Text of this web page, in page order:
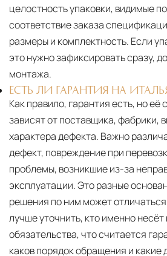
целостность упаковки, видимые
соответствие заказа
размеры и комплектность. Если
это нужно зафиксировать сразу,
монтажа.
ЕСТЬ ЛИ ГАРАНТИЯ НА
Как правило, гарантия есть, но её
зависят от поставщика, фабрики,
характера дефекта. Важно
дефект, повреждение при
проблемы, возникшие из-за
эксплуатации. Это разные
решения по ним может
лучше уточнить, кто именно
обязательства, что считается
каков порядок обращения и какие